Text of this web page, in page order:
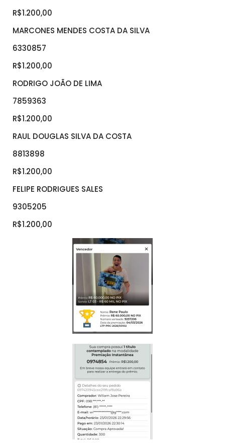
R$1.200,00
MARCONES MENDES COSTA DA SILVA
6330857
R$1.200,00
RODRIGO JOÃO DE LIMA
7859363
R$1.200,00
RAUL DOUGLAS SILVA DA COSTA
8813898
R$1.200,00
FELIPE RODRIGUES SALES
9305205
R$1.200,00